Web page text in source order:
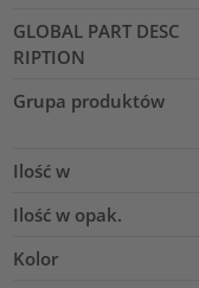
GLOBAL PART DESC
RIPTION
Grupa produktów
Ilość w
Ilość w opak.
Kolor